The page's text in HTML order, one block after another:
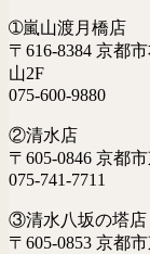
➀嵐山渡月橋店
〒616-8384 京都
山2F
075-600-9880
②清水店
〒605-0846 京都
075-741-7711
③清水八坂の塔店
〒605-0853 京都